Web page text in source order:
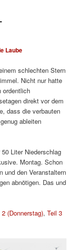
Laube
schlechten Stern
Nicht nur hatte
ordentlich
direkt vor dem
dass die verbauten
ableiten
Liter Niederschlag
Montag. Schon
und den Veranstaltern
abnötigen. Das und
2 (Donnerstag),Teil 3